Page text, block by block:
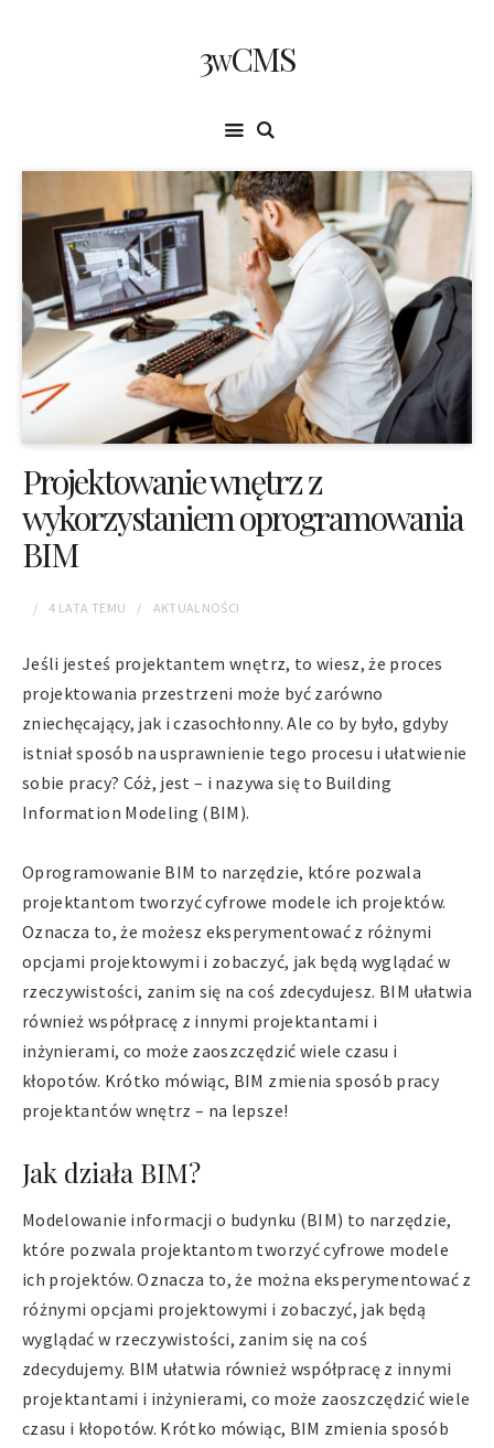
3wCMS
Projektowanie wnętrz z
wykorzystaniem oprogramowania
BIM
4 LATA TEMU AKTUALNOŚCI
Jeśli jesteś projektantem wnętrz, to wiesz, że proces
projektowania przestrzeni może być zarówno
zniechęcający, jak i czasochłonny. Ale co by było, gdyby
istniał sposób na usprawnienie tego procesu i ułatwienie
sobie pracy? Cóż, jest – i nazywa się to Building
Information Modeling (BIM).
Oprogramowanie BIM to narzędzie, które pozwala
projektantom tworzyć cyfrowe modele ich projektów.
Oznacza to, że możesz eksperymentować z różnymi
opcjami projektowymi i zobaczyć, jak będą wyglądać w
rzeczywistości, zanim się na coś zdecydujesz. BIM ułatwia
również współpracę z innymi projektantami i
inżynierami, co może zaoszczędzić wiele czasu i
kłopotów. Krótko mówiąc, BIM zmienia sposób pracy
projektantów wnętrz – na lepsze!
Jak działa BIM?
Modelowanie informacji o budynku (BIM) to narzędzie,
które pozwala projektantom tworzyć cyfrowe modele
ich projektów. Oznacza to, że można eksperymentować z
różnymi opcjami projektowymi i zobaczyć, jak będą
wyglądać w rzeczywistości, zanim się na coś
zdecydujemy. BIM ułatwia również współpracę z innymi
projektantami i inżynierami, co może zaoszczędzić wiele
czasu i kłopotów. Krótko mówiąc, BIM zmienia sposób